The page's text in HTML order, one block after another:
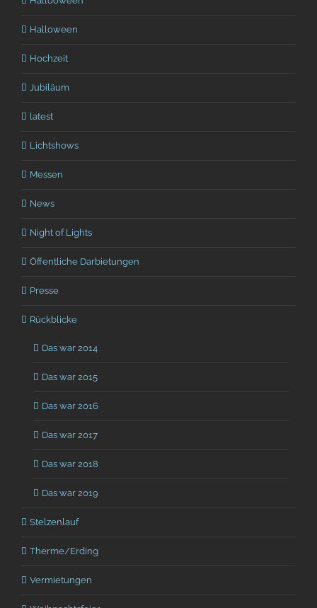
Halloween
Hochzeit
Jubiläum
latest
Lichtshows
Messen
News
Night of Lights
Öffentliche Darbietungen
Presse
Rückblicke
Das war 2014
Das war 2015
Das war 2016
Das war 2017
Das war 2018
Das war 2019
Stelzenlauf
Therme/Erding
Vermietungen